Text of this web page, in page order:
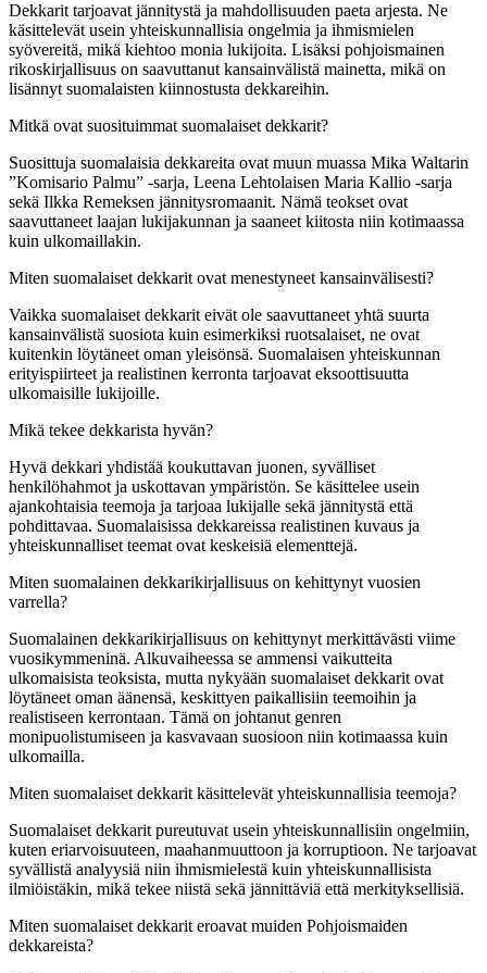
Dekkarit tarjoavat jännitystä ja mahdollisuuden paeta arjesta. Ne
käsittelevät usein yhteiskunnallisia ongelmia ja ihmismielen
syövereitä, mikä kiehtoo monia lukijoita. Lisäksi pohjoismainen
rikoskirjallisuus on saavuttanut kansainvälistä mainetta, mikä on
lisännyt suomalaisten kiinnostusta dekkareihin.
Mitkä ovat suosituimmat suomalaiset dekkarit?
Suosittuja suomalaisia dekkareita ovat muun muassa Mika Waltarin
”Komisario Palmu” -sarja, Leena Lehtolaisen Maria Kallio -sarja
sekä Ilkka Remeksen jännitysromaanit. Nämä teokset ovat
saavuttaneet laajan lukijakunnan ja saaneet kiitosta niin kotimaassa
kuin ulkomaillakin.
Miten suomalaiset dekkarit ovat menestyneet kansainvälisesti?
Vaikka suomalaiset dekkarit eivät ole saavuttaneet yhtä suurta
kansainvälistä suosiota kuin esimerkiksi ruotsalaiset, ne ovat
kuitenkin löytäneet oman yleisönsä. Suomalaisen yhteiskunnan
erityispiirteet ja realistinen kerronta tarjoavat eksoottisuutta
ulkomaisille lukijoille.
Mikä tekee dekkarista hyvän?
Hyvä dekkari yhdistää koukuttavan juonen, syvälliset
henkilöhahmot ja uskottavan ympäristön. Se käsittelee usein
ajankohtaisia teemoja ja tarjoaa lukijalle sekä jännitystä että
pohdittavaa. Suomalaisissa dekkareissa realistinen kuvaus ja
yhteiskunnalliset teemat ovat keskeisiä elementtejä.
Miten suomalainen dekkarikirjallisuus on kehittynyt vuosien
varrella?
Suomalainen dekkarikirjallisuus on kehittynyt merkittävästi viime
vuosikymmeninä. Alkuvaiheessa se ammensi vaikutteita
ulkomaisista teoksista, mutta nykyään suomalaiset dekkarit ovat
löytäneet oman äänensä, keskittyen paikallisiin teemoihin ja
realistiseen kerrontaan. Tämä on johtanut genren
monipuolistumiseen ja kasvavaan suosioon niin kotimaassa kuin
ulkomailla.
Miten suomalaiset dekkarit käsittelevät yhteiskunnallisia teemoja?
Suomalaiset dekkarit pureutuvat usein yhteiskunnallisiin ongelmiin,
kuten eriarvoisuuteen, maahanmuuttoon ja korruptioon. Ne tarjoavat
syvällistä analyysiä niin ihmismielestä kuin yhteiskunnallisista
ilmiöistäkin, mikä tekee niistä sekä jännittäviä että merkityksellisiä.
Miten suomalaiset dekkarit eroavat muiden Pohjoismaiden
dekkareista?